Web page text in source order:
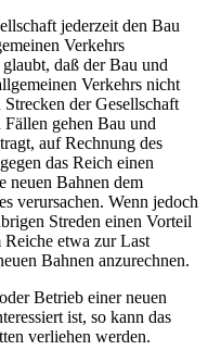
jederzeit den Bau
Verkehrs
daß der Bau und
Verkehrs nicht
der Gesellschaft
gehen Bau und
auf Rechnung des
das Reich einen
neuen Bahnen dem
verursachen. Wenn jedoch
Streden einen Vorteil
etwa zur Last
Bahnen anzurechnen.
Betrieb einer neuen
ist, so kann das
verliehen werden.